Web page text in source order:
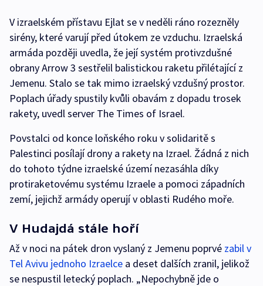
V izraelském přístavu Ejlat se v neděli ráno rozezněly
sirény, které varují před útokem ze vzduchu. Izraelská
armáda později uvedla, že její systém protivzdušné
obrany Arrow 3 sestřelil balistickou raketu přilétající z
Jemenu. Stalo se tak mimo izraelský vzdušný prostor.
Poplach úřady spustily kvůli obavám z dopadu trosek
rakety, uvedl server The Times of Israel.
Povstalci od konce loňského roku v solidaritě s
Palestinci posílají drony a rakety na Izrael. Žádná z nich
do tohoto týdne izraelské území nezasáhla díky
protiraketovému systému Izraele a pomoci západních
zemí, jejichž armády operují v oblasti Rudého moře.
V Hudajdá stále hoří
Až v noci na pátek dron vyslaný z Jemenu poprvé zabil v
Tel Avivu jednoho Izraelce a deset dalších zranil, jelikož
se nespustil letecký poplach. „Nepochybně jde o